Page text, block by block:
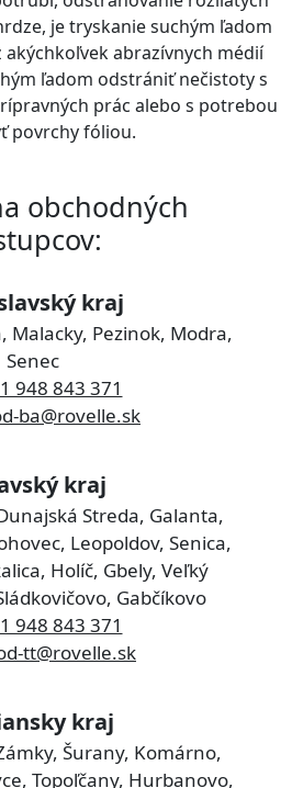
je tryskanie suchým ľadom
akýchkoľvek abrazívnych médií
ľadom odstrániť nečistoty s
prác alebo s potrebou
povrchy fóliou.
obchodných
kraj
Malacky, Pezinok, Modra,
Senec
948 843 371
ba@rovelle.sk
kraj
Streda, Galanta,
Leopoldov, Senica,
Holíč, Gbely, Veľký
Gabčíkovo
948 843 371
tt@rovelle.sk
kraj
Šurany, Komárno,
Topoľčany, Hurbanovo,